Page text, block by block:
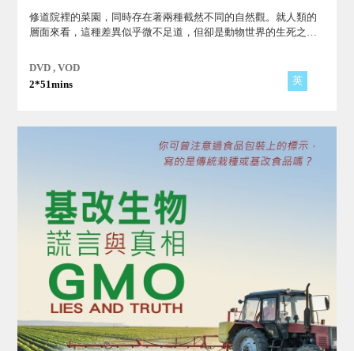
修道院裡的菜園，同時存在著兩種截然不同的自然觀。就人類的
層面來看，這種差異似乎微不足道，但卻是動物世界的生死之
DVD , VOD
2*51mins
英